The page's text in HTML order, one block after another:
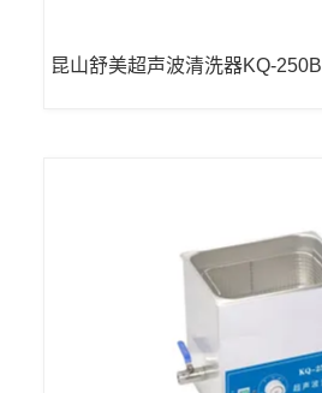
昆山舒美超声波清洗器KQ-250B